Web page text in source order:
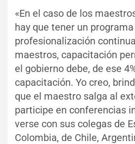
«En el caso de los
hay que tener un
profesionalización
maestros, capacitación
el gobierno debe, de ese
capacitación. Yo creo,
que el maestro salga al
participe en conferencias
verse con sus colegas de
Colombia, de Chile,